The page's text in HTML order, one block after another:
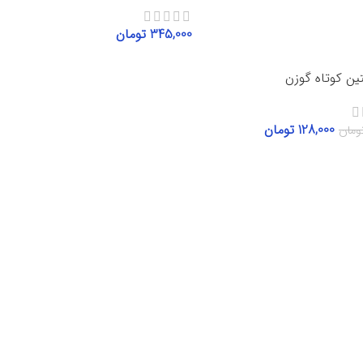
کوتاه گوزن
128,000 تومان
345,000 تومان